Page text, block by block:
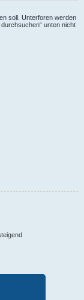
soll. Unterforen werden
unten nicht